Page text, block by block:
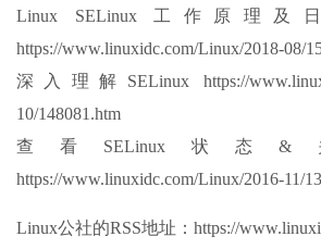
Linux SELinux 工作原理
https://www.linuxidc.com/Linux/2018-08/
深入理解SELinux https://
10/148081.htm
查看SELinux状态&
https://www.linuxidc.com/Linux/2016-11/
Linux公社的RSS地址：https://